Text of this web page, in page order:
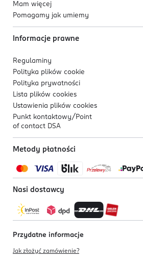
Mam więcej
Pomagamy jak umiemy
Informacje prawne
Regulaminy
Polityka plików cookie
Polityka prywatności
Lista plików cookies
Ustawienia plików cookies
Punkt kontaktowy/ Point
of contact DSA
Metody płatności
Nasi dostawcy
Przydatne informacje
Jak złożyć zamówienie?